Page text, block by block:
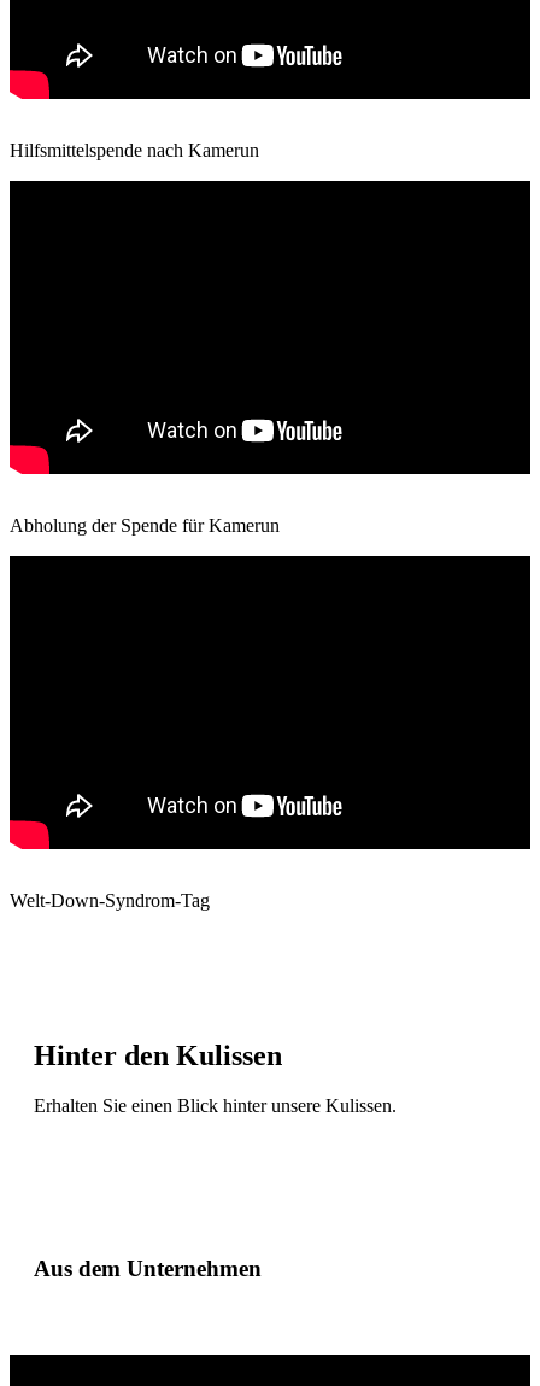
Hilfsmittelspende nach Kamerun
Abholung der Spende für Kamerun
Welt-Down-Syndrom-Tag
Hinter den Kulissen
Erhalten Sie einen Blick hinter unsere Kulissen.
Aus dem Unternehmen